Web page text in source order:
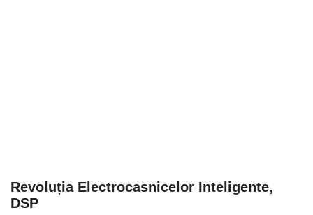
Revoluția Electrocasnicelor Inteligente,
DSP